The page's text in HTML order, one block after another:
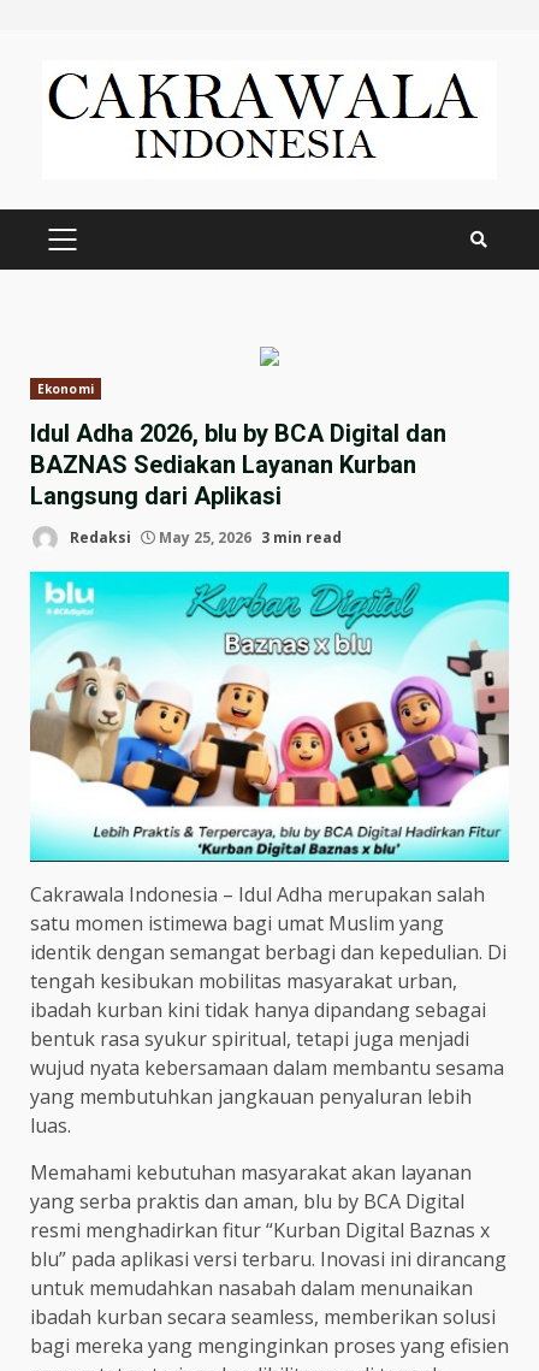
content
PRIMARY
Ekonomi
Idul Adha 2026, blu by BCA Digital dan
BAZNAS Sediakan Layanan Kurban
Langsung dari Aplikasi
Redaksi May 25, 2026 3 min read
Cakrawala Indonesia – Idul Adha merupakan salah
satu momen istimewa bagi umat Muslim yang
identik dengan semangat berbagi dan kepedulian. Di
tengah kesibukan mobilitas masyarakat urban,
ibadah kurban kini tidak hanya dipandang sebagai
bentuk rasa syukur spiritual, tetapi juga menjadi
wujud nyata kebersamaan dalam membantu sesama
yang membutuhkan jangkauan penyaluran lebih
luas.
Memahami kebutuhan masyarakat akan layanan
yang serba praktis dan aman, blu by BCA Digital
resmi menghadirkan fitur “Kurban Digital Baznas x
blu” pada aplikasi versi terbaru. Inovasi ini dirancang
untuk memudahkan nasabah dalam menunaikan
ibadah kurban secara seamless, memberikan solusi
bagi mereka yang menginginkan proses yang efisien